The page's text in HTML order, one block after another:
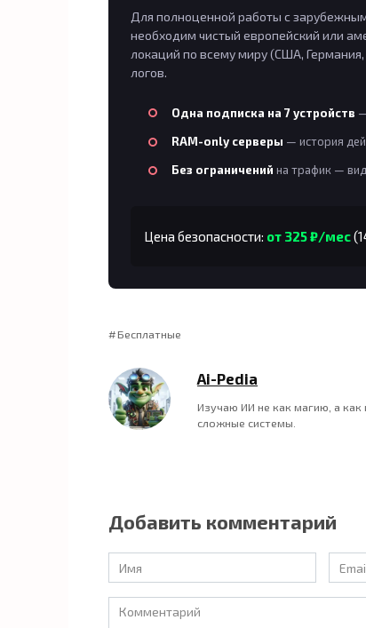
Для полноценной работы с
необходим чистый европейский или
локаций по всему миру (США,
логов.
Одна подписка на 7 устройств
RAM-only серверы — история
Без ограничений на трафик —
Цена безопасности: от 325 ₽/мес
Бесплатные
Ai-Pedia
Изучаю ИИ не как магию, а
сложные системы.
Добавить комментарий
Имя
*
Email
*
Комментарий